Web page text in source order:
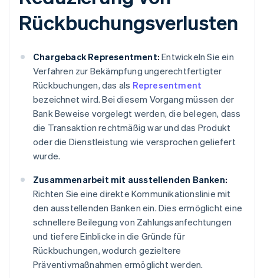
Rückbuchungsverlusten
Chargeback Representment: Entwickeln Sie ein
Verfahren zur Bekämpfung ungerechtfertigter
Rückbuchungen, das als Representment
bezeichnet wird. Bei diesem Vorgang müssen der
Bank Beweise vorgelegt werden, die belegen, dass
die Transaktion rechtmäßig war und das Produkt
oder die Dienstleistung wie versprochen geliefert
wurde.
Zusammenarbeit mit ausstellenden Banken:
Richten Sie eine direkte Kommunikationslinie mit
den ausstellenden Banken ein. Dies ermöglicht eine
schnellere Beilegung von Zahlungsanfechtungen
und tiefere Einblicke in die Gründe für
Rückbuchungen, wodurch gezieltere
Präventivmaßnahmen ermöglicht werden.